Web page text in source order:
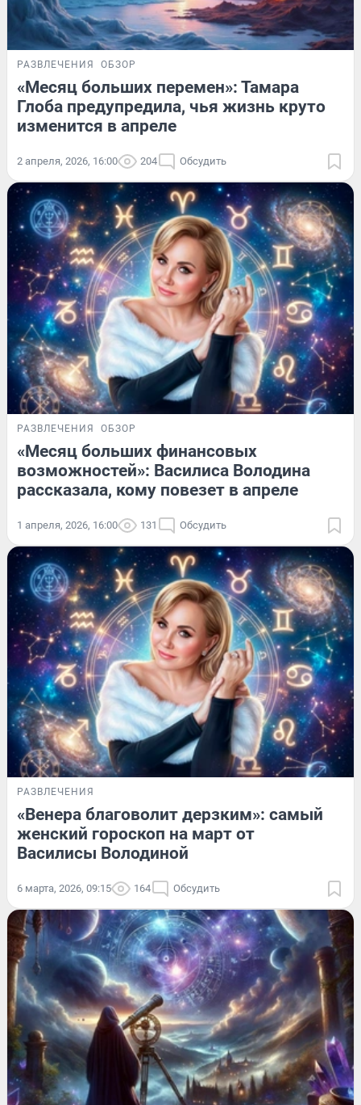
РАЗВЛЕЧЕНИЯ ОБЗОР
«Месяц больших перемен»: Тамара
Глоба предупредила, чья жизнь круто
изменится в апреле
2 апреля, 2026, 16:00 204 Обсудить
РАЗВЛЕЧЕНИЯ ОБЗОР
«Месяц больших финансовых
возможностей»: Василиса Володина
рассказала, кому повезет в апреле
1 апреля, 2026, 16:00 131 Обсудить
РАЗВЛЕЧЕНИЯ
«Венера благоволит дерзким»: самый
женский гороскоп на март от
Василисы Володиной
6 марта, 2026, 09:15 164 Обсудить